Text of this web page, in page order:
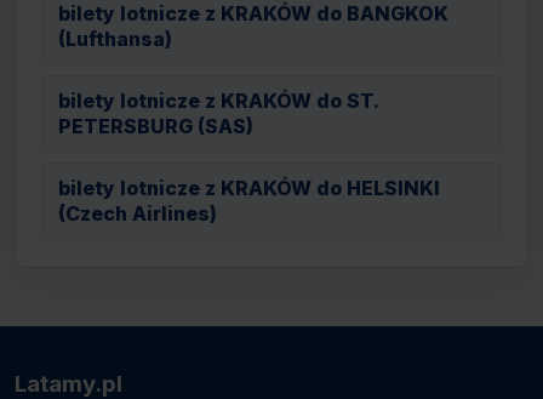
bilety lotnicze z KRAKÓW do BANGKOK
(Lufthansa)
bilety lotnicze z KRAKÓW do ST.
PETERSBURG (SAS)
bilety lotnicze z KRAKÓW do HELSINKI
(Czech Airlines)
Latamy.pl